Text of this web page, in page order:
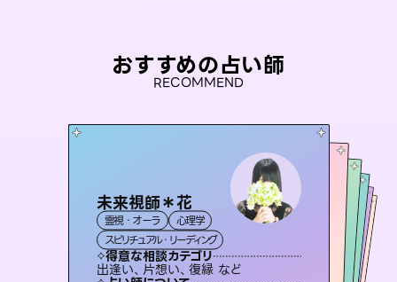
おすすめの占い師
RECOMMEND
未来視師＊花
霊視・オーラ
心理学
スピリチュアル・リーディング
得意な相談カテゴリ
出逢い、片想い、復縁 など
桃源珠羽（とうげんみう）
霊視・オーラ タロット
スピリチュアル・リーディング
得意な相談カテゴリ
片想い、あの人の気持ち、復縁 など
セラピスト理恵
霊視・オーラ
スピリチュアル・リーディング
得意な相談カテゴリ
片想い、二人の未来、年の差 など
彗望（すいぼう
霊視・オーラ
スピリチュアル・リーディング
得意な相談カテゴリ
アイリス -iris-
西洋占星術
ルーン
得意な相談カテゴリ
おう 霊感オラクル
霊視・オーラ
オラクルカード
得意な相談カテゴリ